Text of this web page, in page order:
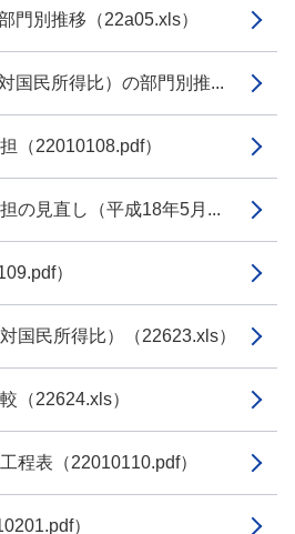
門別推移（22a05.xls）
国民所得比）の部門別推...
（22010108.pdf）
の見直し（平成18年5月...
）
国民所得比）（22623.xls）
（22624.xls）
程表（22010110.pdf）
）